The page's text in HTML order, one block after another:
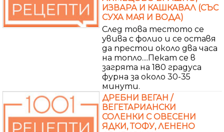
ИЗВАРА И КАШКАВАЛ (СЪС
СУХА МАЯ И ВОДА)
След това тестото се
увива с фолио и се оставя
да престои около два часа
на топло....Пекат се в
загрята на 180 градуса
фурна за около 30-35
минути.
ДРЕБНИ ВЕГАН /
ВЕГЕТАРИАНСКИ
СОЛЕНКИ С ОВЕСЕНИ
ЯДКИ, ТОФУ, ЛЕНЕНО